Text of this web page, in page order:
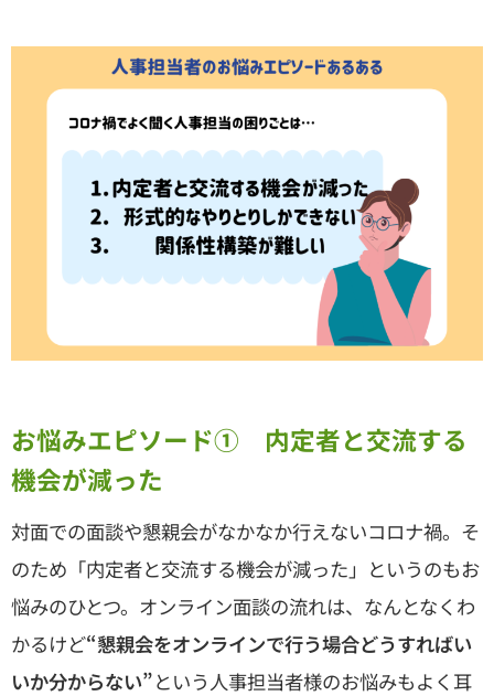
お悩みエピソード① 内定者と交流する
機会が減った
対面での面談や懇親会がなかなか行えないコロナ禍。そ
のため「内定者と交流する機会が減った」というのもお
悩みのひとつ。オンライン面談の流れは、なんとなくわ
かるけど“懇親会をオンラインで行う場合どうすればい
いか分からない”という人事担当者様のお悩みもよく耳